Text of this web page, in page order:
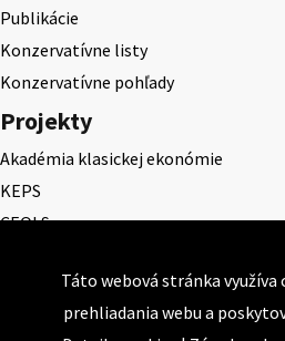
Publikácie
Konzervatívne listy
Konzervatívne pohľady
Projekty
Akadémia klasickej ekonómie
KEPS
CEQLS
Cena Ernesta Valka
Študentská esej
Táto webová stránka využíva
prehliadania webu a